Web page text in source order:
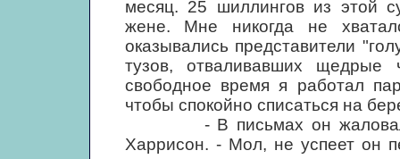
месяц. 25 шиллингов из этой
жене. Мне никогда не
оказывались представители
тузов, отваливавших
свободное время я работал
чтобы спокойно списаться на
- В письмах он жаловался
Харрисон. - Мол, не успеет он